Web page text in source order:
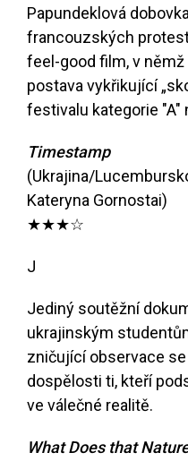
Papundeklová
francouzských
feel-good film, v
postava vykřikující
festivalu kategorie "A"
Timestamp
(Ukrajina/
Kateryna Gornostai)
★★★☆
J
Jediný soutěžní
ukrajinským
zničující observace
dospělosti ti, kteří
ve válečné realitě.
What Does that